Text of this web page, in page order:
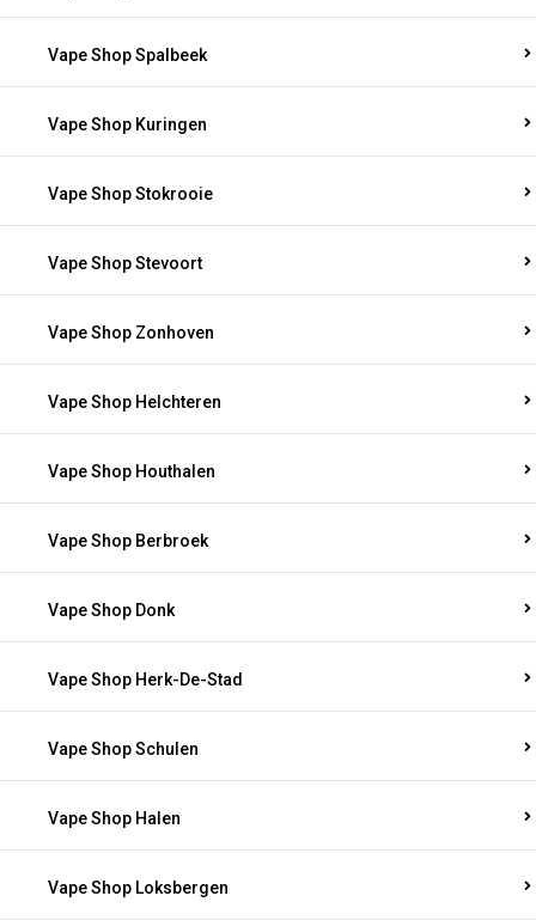
Vape Shop Spalbeek
Vape Shop Kuringen
Vape Shop Stokrooie
Vape Shop Stevoort
Vape Shop Zonhoven
Vape Shop Helchteren
Vape Shop Houthalen
Vape Shop Berbroek
Vape Shop Donk
Vape Shop Herk-De-Stad
Vape Shop Schulen
Vape Shop Halen
Vape Shop Loksbergen